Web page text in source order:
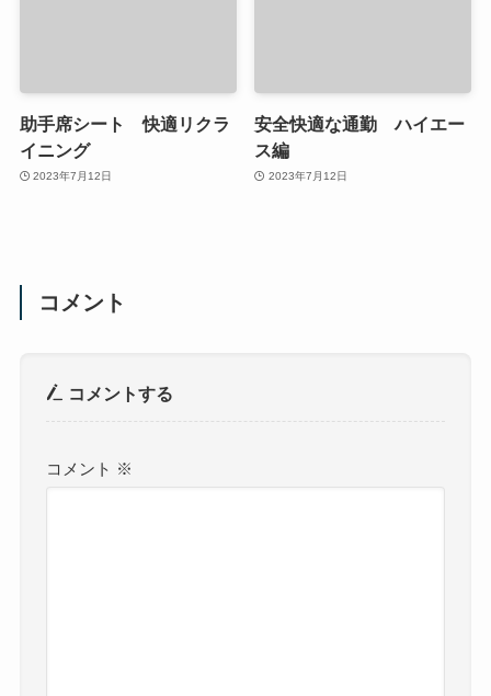
助手席シート 快適リクラ
イニング
2023年7月12日
安全快適な通勤 ハイエー
ス編
2023年7月12日
コメント
コメントする
コメント ※